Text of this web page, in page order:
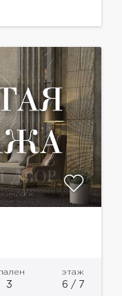
спальня с
3
этаж
6 / 7